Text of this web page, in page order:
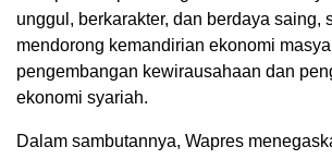
unggul, berkarakter, dan berdaya saing,
mendorong kemandirian ekonomi
pengembangan kewirausahaan dan
ekonomi syariah.
Dalam sambutannya, Wapres